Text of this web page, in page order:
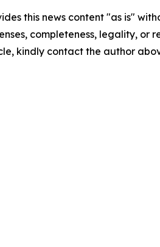
this news content "as is"
completeness, legality,
kindly contact the author